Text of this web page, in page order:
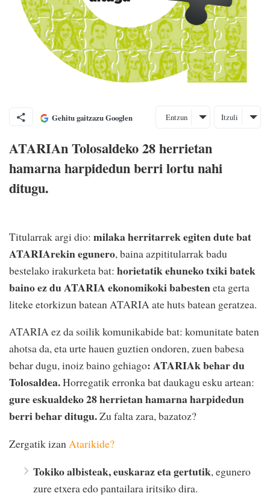
Gehitu gaitzazu Googlen Entzun Itzuli
ATARIAn Tolosaldeko 28 herrietan
hamarna harpidedun berri lortu nahi
ditugu.
Titularrak argi dio: milaka herritarrek egiten dute bat
ATARIArekin egunero, baina azpititularrak badu
bestelako irakurketa bat: horietatik ehuneko txiki batek
baino ez du ATARIA ekonomikoki babesteneta gerta
liteke etorkizun batean ATARIA ate huts batean geratzea.
ATARIA ez da soilik komunikabide bat: komunitate baten
ahotsa da, eta urte hauen guztien ondoren, zuen babesa
behar dugu, inoiz baino gehiago: ATARIAk behar du
Tolosaldea.Horregatik erronka bat daukagu esku artean:
gure eskualdeko 28 herrietan hamarna harpidedun
berri behar ditugu.Zu falta zara, bazatoz?
Zergatik izanAtarikide?
Tokiko albisteak, euskaraz eta gertutik, egunero
zure etxera edo pantailara iritsiko dira.